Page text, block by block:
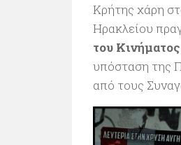
Κρήτης χάρη
Ηρακλείου
του
υπόσταση της
από τους